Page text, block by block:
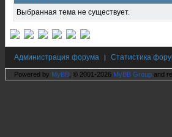
Выбранная тема не существует.
Администрация форума | Статистика
Powered by MyBB , © 2001-2026 MyBB Group and